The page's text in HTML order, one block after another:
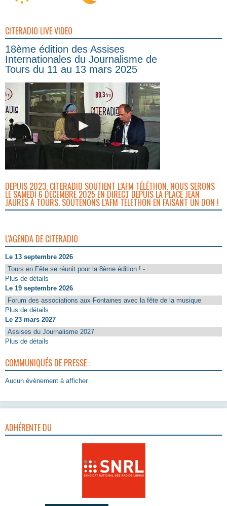
CITERADIO LIVE VIDEO
18ème édition des Assises
Internationales du Journalisme de
Tours du 11 au 13 mars 2025
DEPUIS 2023, CITERADIO SOUTIENT L’AFM TÉLÉTHON. NOUS SERONS
LE SAMEDI 6 DÉCEMBRE 2025 EN DIRECT DEPUIS LA PLACE JEAN
JAURÈS À TOURS. SOUTENONS L’AFM TÉLÉTHON EN FAISANT UN DON !
L'AGENDA DE CITERADIO
Le 13 septembre 2026
Tours en Fête se réunit pour la 8ème édition ! -
Plus de détails
Le 19 septembre 2026
Forum des associations aux Fontaines avec la fête de la musique
Plus de détails
Le 23 mars 2027
Assises du Journalisme 2027
Plus de détails
COMMUNIQUÉS DE PRESSE :
Aucun évènement à afficher.
ADHÉRENTE DU